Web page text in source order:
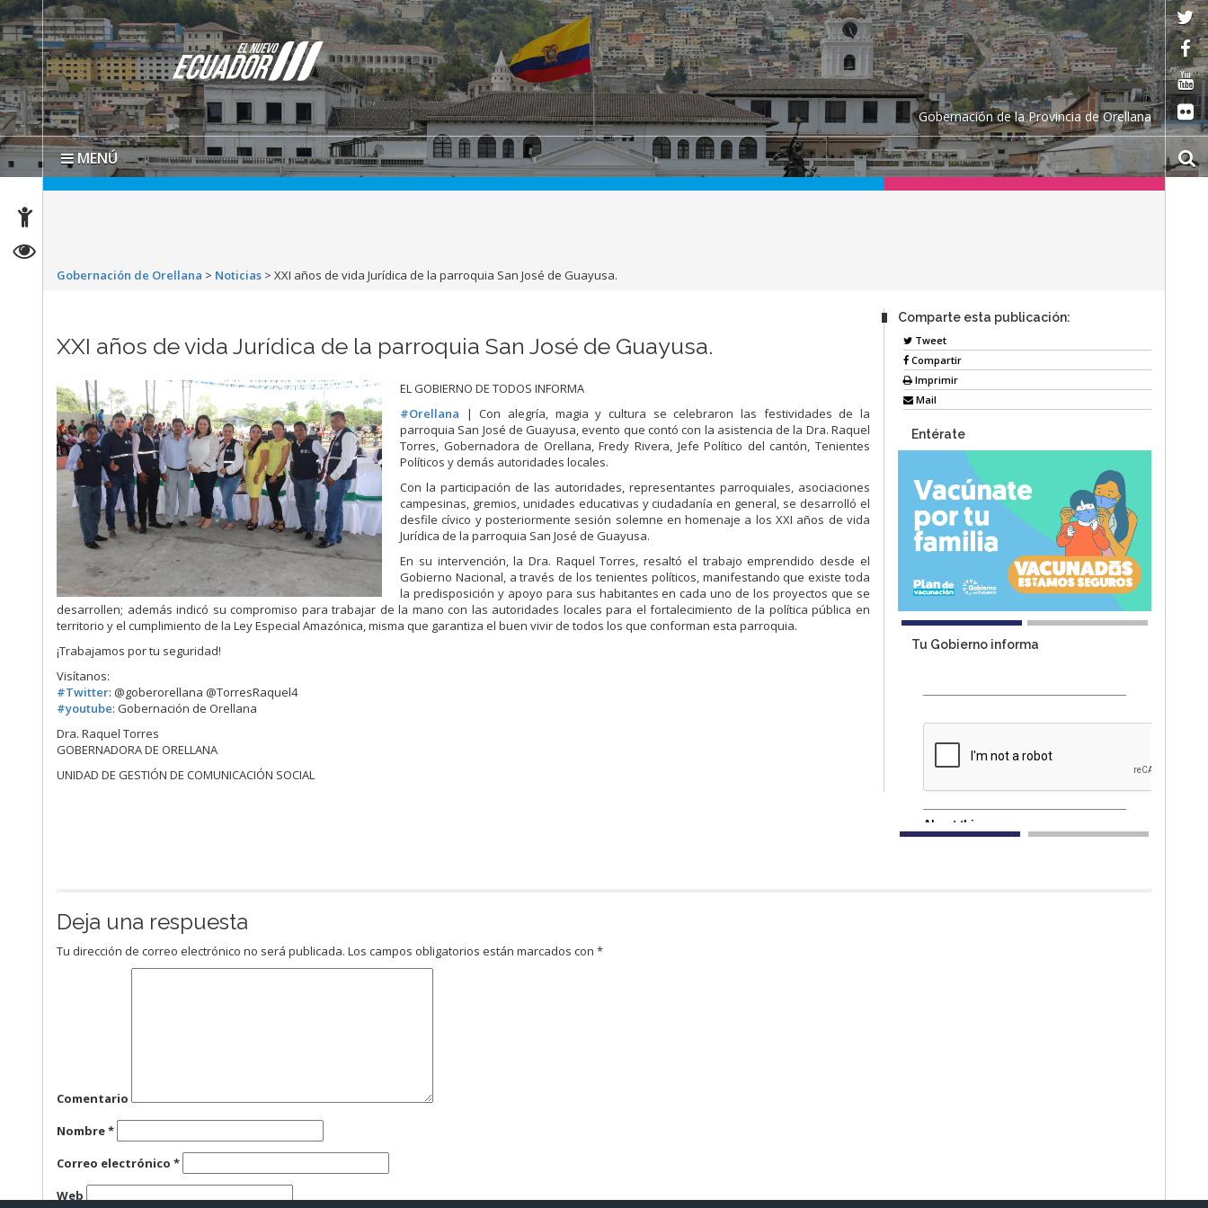
Gobernación de la Provincia de Orellana
MENÚ
Gobernación de Orellana > Noticias >XXI años de vida Jurídica de la parroquia San José de Guayusa.
XXI años de vida Jurídica de la parroquia San José de Guayusa.
EL GOBIERNO DE TODOS INFORMA
#Orellana | Con alegría, magia y cultura se celebraron las festividades de la
parroquia San José de Guayusa, evento que contó con la asistencia de la Dra. Raquel
Torres, Gobernadora de Orellana, Fredy Rivera, Jefe Político del cantón, Tenientes
Políticos y demás autoridades locales.
Con la participación de las autoridades, representantes parroquiales, asociaciones
campesinas, gremios, unidades educativas y ciudadanía en general, se desarrolló el
desfile cívico y posteriormente sesión solemne en homenaje a los XXI años de vida
Jurídica de la parroquia San José de Guayusa.
En su intervención, la Dra. Raquel Torres, resaltó el trabajo emprendido desde el
Gobierno Nacional, a través de los tenientes políticos, manifestando que existe toda
la predisposición y apoyo para sus habitantes en cada uno de los proyectos que se
desarrollen; además indicó su compromiso para trabajar de la mano con las autoridades locales para el fortalecimiento de la política pública en
territorio y el cumplimiento de la Ley Especial Amazónica, misma que garantiza el buen vivir de todos los que conforman esta parroquia.
¡Trabajamos por tu seguridad!
Visítanos:
#Twitter: @goberorellana @TorresRaquel4
#youtube: Gobernación de Orellana
Dra. Raquel Torres
GOBERNADORA DE ORELLANA
UNIDAD DE GESTIÓN DE COMUNICACIÓN SOCIAL
Comparte esta publicación:
Tweet
Compartir
Imprimir
Mail
Entérate
Tu Gobierno informa
Deja una respuesta
Tu dirección de correo electrónico no será publicada. Los campos obligatorios están marcados con*
Comentario
Nombre*
Correo electrónico*
Web